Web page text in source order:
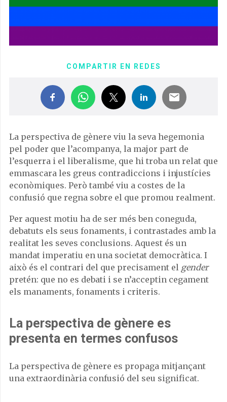
COMPARTIR EN REDES
La perspectiva de gènere viu la seva hegemonia
pel poder que l’acompanya, la major part de
l’esquerra i el liberalisme, que hi troba un relat que
emmascara les greus contradiccions i injustícies
econòmiques. Però també viu a costes de la
confusió que regna sobre el que promou realment.
Per aquest motiu ha de ser més ben coneguda,
debatuts els seus fonaments, i contrastades amb la
realitat les seves conclusions. Aquest és un
mandat imperatiu en una societat democràtica. I
això és el contrari del que precisament el gender
pretén: que no es debati i se n’acceptin cegament
els manaments, fonaments i criteris.
La perspectiva de gènere es
presenta en termes confusos
La perspectiva de gènere es propaga mitjançant
una extraordinària confusió del seu significat.